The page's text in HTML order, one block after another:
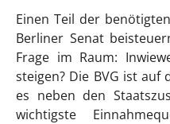
Einen Teil der
Berliner Senat
Frage im Raum:
steigen? Die BVG ist auf
es neben den
wichtigste